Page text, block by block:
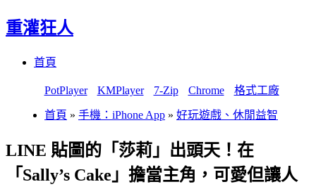
重灌狂人
首頁
PotPlayer KMPlayer 7-Zip Chrome 格式工廠
首頁 » 手機：iPhone App » 好玩遊戲、休閒益智
LINE 貼圖的「莎莉」出頭天！在
「Sally’s Cake」擔當主角，可愛但讓人